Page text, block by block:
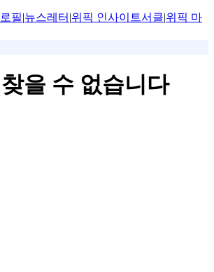
필|뉴스레터 |위픽 인사이트서클|위픽 마
을 수 없습니다